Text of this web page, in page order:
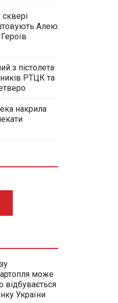
Алею
з пістолета
РТЦК та
накрила
може
відбувається
України